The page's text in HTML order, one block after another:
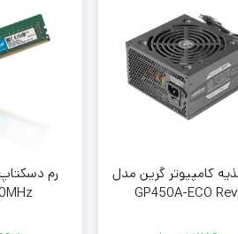
کامپیوتر گرین مدل
GP450A-ECO